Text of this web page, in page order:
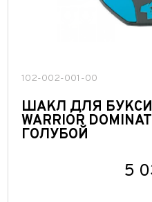
102-002-001-00
ШАКЛ ДЛЯ
WARRIOR
ГОЛУБОЙ
5